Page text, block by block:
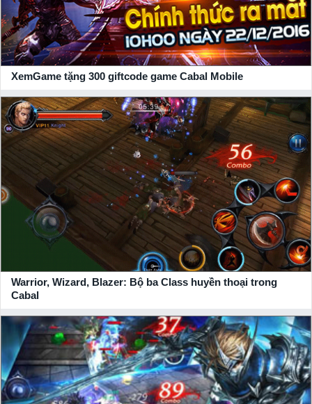
Hãy đồng hành cùng xemgame.com để cập nhật những thông
tin mới nhất về tựa game này và đồng thời thu về thật nhiều
giftcode, vip codegame giá trị từNPH Playparkgửi tặng.
XemGame tặng 300 giftcode game Cabal Mobile
Warrior, Wizard, Blazer: Bộ ba Class huyền thoại trong
Cabal